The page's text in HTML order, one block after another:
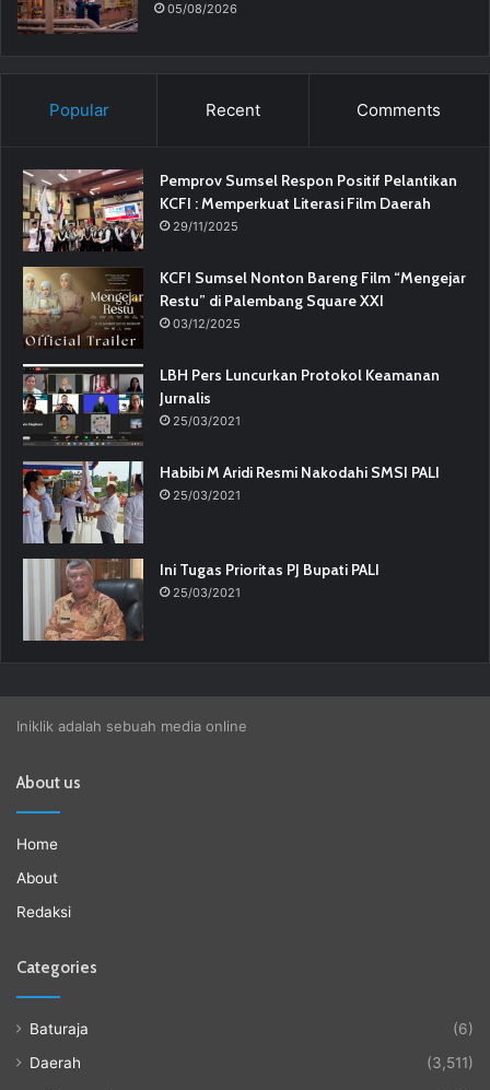
05/08/2026
Popular Recent Comments
Pemprov Sumsel Respon Positif Pelantikan
KCFI : Memperkuat Literasi Film Daerah
29/11/2025
KCFI Sumsel Nonton Bareng Film “Mengejar
Restu” di Palembang Square XXI
03/12/2025
LBH Pers Luncurkan Protokol Keamanan
Jurnalis
25/03/2021
Habibi M Aridi Resmi Nakodahi SMSI PALI
25/03/2021
Ini Tugas Prioritas PJ Bupati PALI
25/03/2021
Iniklik adalah sebuah media online
About us
Home
About
Redaksi
Categories
Baturaja
(6)
Daerah
(3,511)